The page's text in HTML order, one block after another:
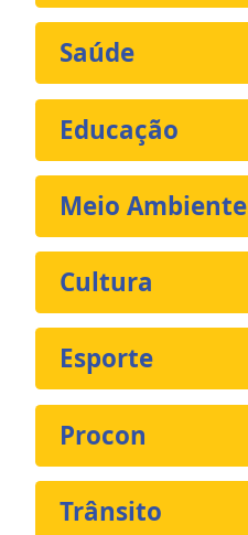
Saúde
Educação
Meio Ambiente
Cultura
Esporte
Procon
Trânsito